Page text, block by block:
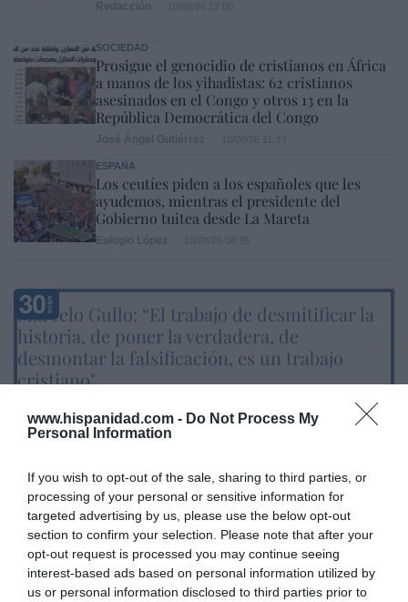
www.hispanidad.com - Do Not Process My
Personal Information
If you wish to opt-out of the sale, sharing to third parties, or
processing of your personal or sensitive information for
targeted advertising by us, please use the below opt-out
section to confirm your selection. Please note that after your
opt-out request is processed you may continue seeing
interest-based ads based on personal information utilized by
us or personal information disclosed to third parties prior to
SOCIEDAD
Prosigue el genocidio de cristianos en África
a manos de los yihadistas: 62 cristianos
asesinados en el Congo y otros 13 en la
República Democrática del Congo
ESPAÑA
Los ceutíes piden a los españoles que les
ayudemos, mientras el presidente del
Gobierno tuitea desde La Mareta
Marcelo Gullo: “El trabajo de desmitificar la
historia, de poner la verdadera, de
desmontar la falsificación, es un trabajo
cristiano"
por Hispanidad
Artículos anteriores
DIARIO DE LA CORRUPCIÓN SANCHISTA
Diario de la corrupción sanchista. Hazte
Oír se manifiesta delante de La Mareta:
“Pedro Sánchez es un criminal”